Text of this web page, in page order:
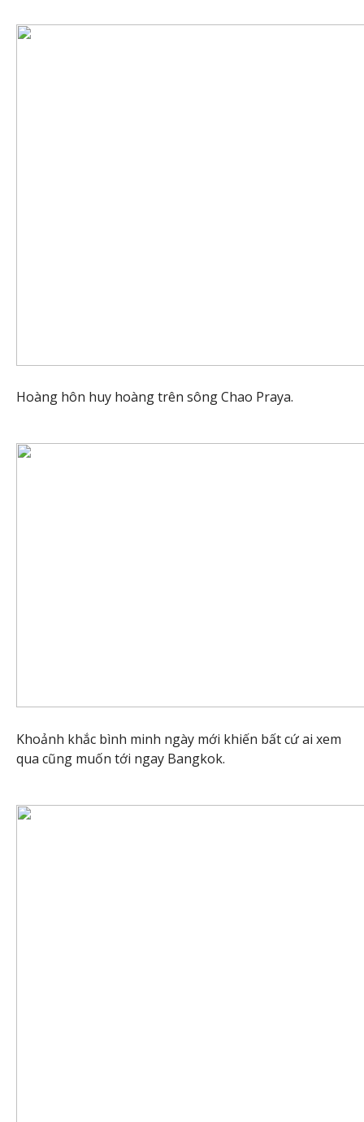
Hoàng hôn huy hoàng trên sông Chao Praya.
Khoảnh khắc bình minh ngày mới khiến bất cứ ai xem
qua cũng muốn tới ngay Bangkok.